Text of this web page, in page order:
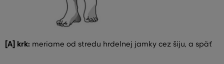
[A] krk: meriame od stredu hrdelnej jamky cez šiju, a späť